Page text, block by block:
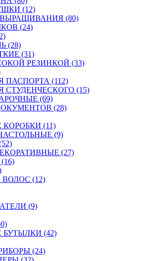
(12)
(80)
(24)
(28)
(31)
РЕЗИНКОЙ (33)
(112)
(15)
(69)
(28)
(11)
(9)
(27)
(12)
(9)
(42)
(24)